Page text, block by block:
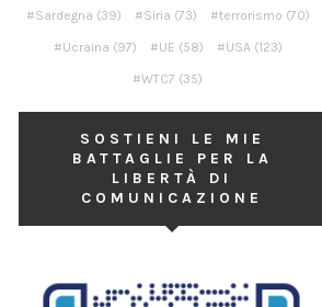
Sardegna (39) Siria (73) terrorismo (70)
Ucraina (97) UE (58) USA(123)
WTC7 (35)
SOSTIENI LE MIE
BATTAGLIE PER LA
LIBERTÀ DI
COMUNICAZIONE